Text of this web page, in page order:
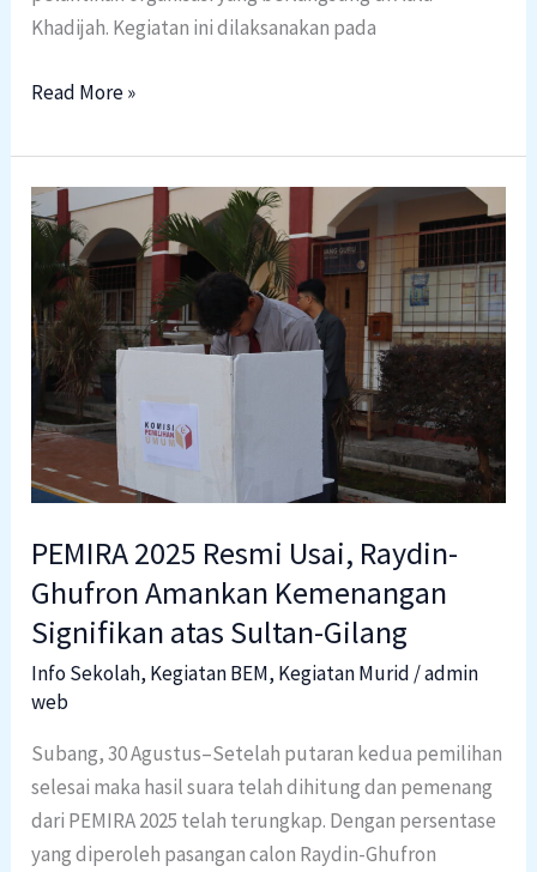
Khadijah. Kegiatan ini dilaksanakan pada
Read More »
PEMIRA 2025 Resmi Usai, Raydin-
Ghufron Amankan Kemenangan
Signifikan atas Sultan-Gilang
Info Sekolah, Kegiatan BEM, Kegiatan Murid /admin
web
Subang, 30 Agustus–Setelah putaran kedua pemilihan
selesai maka hasil suara telah dihitung dan pemenang
dari PEMIRA 2025 telah terungkap. Dengan persentase
yang diperoleh pasangan calon Raydin-Ghufron
PEMIRA
2025
Resmi
Usai,
Raydin-
Ghufron
Amankan
Kemenangan
Signifikan
atas
Sultan-
Gilang